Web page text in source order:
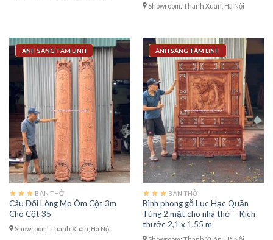
Showroom: Thanh Xuân, Hà Nội
ÁNH SÁNG TÂM LINH
BÀN THỜ
Câu Đối Lòng Mo Ôm Cột 3m
Cho Cột 35
Showroom: Thanh Xuân, Hà Nội
ÁNH SÁNG TÂM LINH
BÀN THỜ
Bình phong gỗ Lục Hạc Quần
Tùng 2 mặt cho nhà thờ – Kích
thước 2,1 x 1,55 m